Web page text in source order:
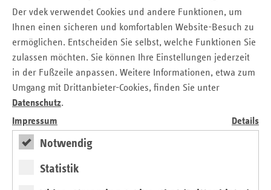
Der vdek verwendet Cookies und andere Funktionen, um
Ihnen einen sicheren und komfortablen Website-Besuch zu
ermöglichen. Entscheiden Sie selbst, welche Funktionen Sie
zulassen möchten. Sie können Ihre Einstellungen jederzeit
in der Fußzeile anpassen. Weitere Informationen, etwa zum
Umgang mit Drittanbieter-Cookies, finden Sie unter
Datenschutz.
Impressum
Details
Notwendig
Statistik
werden, haben einen direkten Einfluss auf die Gesellschaft
und damit auch auf die Gesundheitspolitik – sprich die
Daher rufen wir als gesetzliche Krankenkassen zur
Teilnahme an der Kommunal- und Europawahl am 9. Juni
2024 auf und appellieren an die Menschen, ihr
demokratisches Recht wahrzunehmen.
Mit der Teilnahme an der Wahl wird jede Bürgerin und
jeder Bürger in die Lage versetzt, seine Stimme gegen
Diskriminierung und Rassismus zu erheben und damit zum
sozialen Zusammenhalt beizutragen. Als gesetzliche